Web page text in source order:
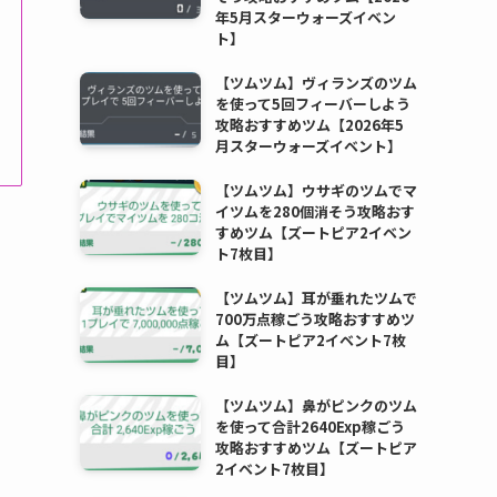
年5月スターウォーズイベン
ト】
【ツムツム】ヴィランズのツム
を使って5回フィーバーしよう
攻略おすすめツム【2026年5
月スターウォーズイベント】
【ツムツム】ウサギのツムでマ
イツムを280個消そう攻略おす
すめツム【ズートピア2イベン
ト7枚目】
【ツムツム】耳が垂れたツムで
700万点稼ごう攻略おすすめツ
ム【ズートピア2イベント7枚
目】
【ツムツム】鼻がピンクのツム
を使って合計2640Exp稼ごう
攻略おすすめツム【ズートピア
2イベント7枚目】